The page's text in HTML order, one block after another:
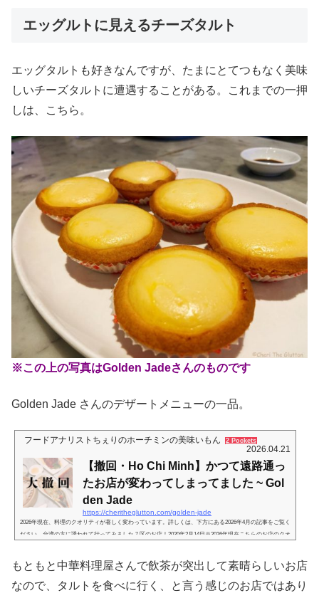
エッグルトに見えるチーズタルト
エッグタルトも好きなんですが、たまにとてつもなく美味
しいチーズタルトに遭遇することがある。これまでの一押
しは、こちら。
※この上の写真はGolden Jadeさんのものです
Golden Jade さんのデザートメニューの一品。
フードアナリストちぇりのホーチミンの美味いもん 2 Pockets
2026.04.21
【撤回・Ho Chi Minh】かつて遠路通っ
たお店が変わってしまってました ~ Gol
den Jade
https://cheritheglutton.com/golden-jade
2026年現在、料理のクオリティが著しく変わっています。詳しくは、下方にある2026年4月の記事をご覧く
ださい。台湾の方に誘われて行ってみました７区のお店！2020年2月14日※2026年現在こちらのお店のクオ
くれたのは、日本人のお友達と、そのお友達の台湾の方。お題は飲茶。でも７区で飲茶？あんまりお店の
候補を知らないなーと思ってたら、こちらのお店。７区在住者の方はご覧になったことがあるのではない
でしょうか。VIVO CITY内、...
もともと中華料理屋さんで飲茶が突出して素晴らしいお店
なので、タルトを食べに行く、と言う感じのお店ではあり